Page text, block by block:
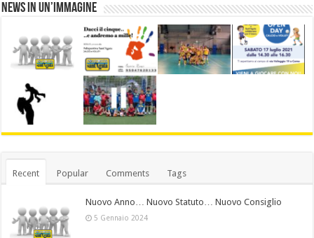
News in un’immagine
Recent Popular Comments Tags
Nuovo Anno… Nuovo Statuto… Nuovo Consiglio
5 Gennaio 2024